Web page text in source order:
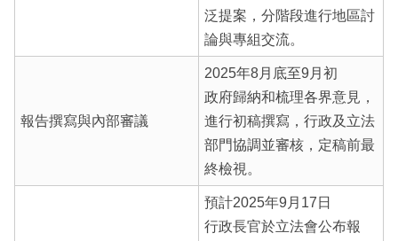
泛提案，分階段進行地區討
論與專組交流。
報告撰寫與內部審議
2025年8月底至9月初
政府歸納和梳理各界意見，
進行初稿撰寫，行政及立法
部門協調並審核，定稿前最
終檢視。
預計2025年9月17日
行政長官於立法會公布報